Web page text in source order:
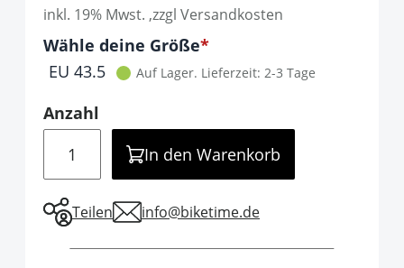
inkl. 19% Mwst. ,zzgl Versandkosten
Optionen
Wähle deine Größe
It is required to select one of the available
EU 43.5 Auf Lager. Lieferzeit: 2-3 Tage
Anzahl
In den Warenkorb
Teilen info@biketime.de